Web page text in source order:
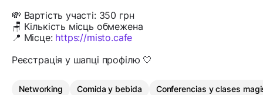
💸 Вартість участі: 350 грн
🪑 Кількість місць обмежена
📍 Місце: https://misto.cafe
Реєстрація у шапці профілю 🤍
Networking Comida y bebida Conferencias y clases